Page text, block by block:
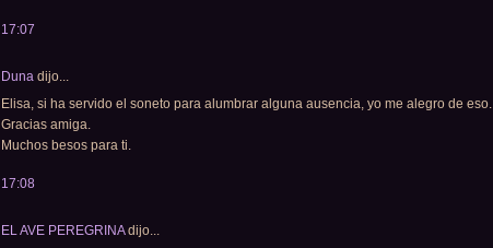
17:07
Duna dijo...
Elisa, si ha servido el soneto para alumbrar alguna ausencia, yo me alegro de eso.
Gracias amiga.
Muchos besos para ti.
17:08
EL AVE PEREGRINAdijo...